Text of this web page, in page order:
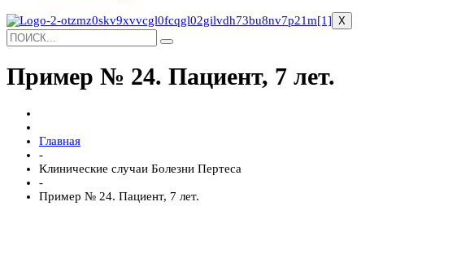
X
Пример № 24. Пациент, 7 лет.
Главная
-
Клинические случаи Болезни Пертеса
-
Пример № 24. Пациент, 7 лет.